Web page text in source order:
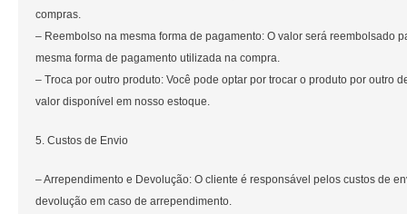
compras.
– Reembolso na mesma forma de pagamento: O valor será reembolsado
mesma forma de pagamento utilizada na compra.
– Troca por outro produto: Você pode optar por trocar o produto por outro
valor disponível em nosso estoque.
5. Custos de Envio
– Arrependimento e Devolução: O cliente é responsável pelos custos de
devolução em caso de arrependimento.